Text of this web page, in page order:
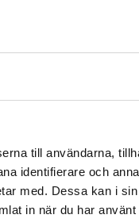
till användarna,
identifierare och
med. Dessa kan i
in när du har